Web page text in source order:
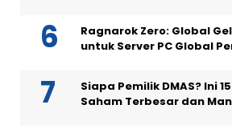
Ragnarok Zero: Global
untuk Server PC Global
Siapa Pemilik DMAS? Ini
Saham Terbesar dan